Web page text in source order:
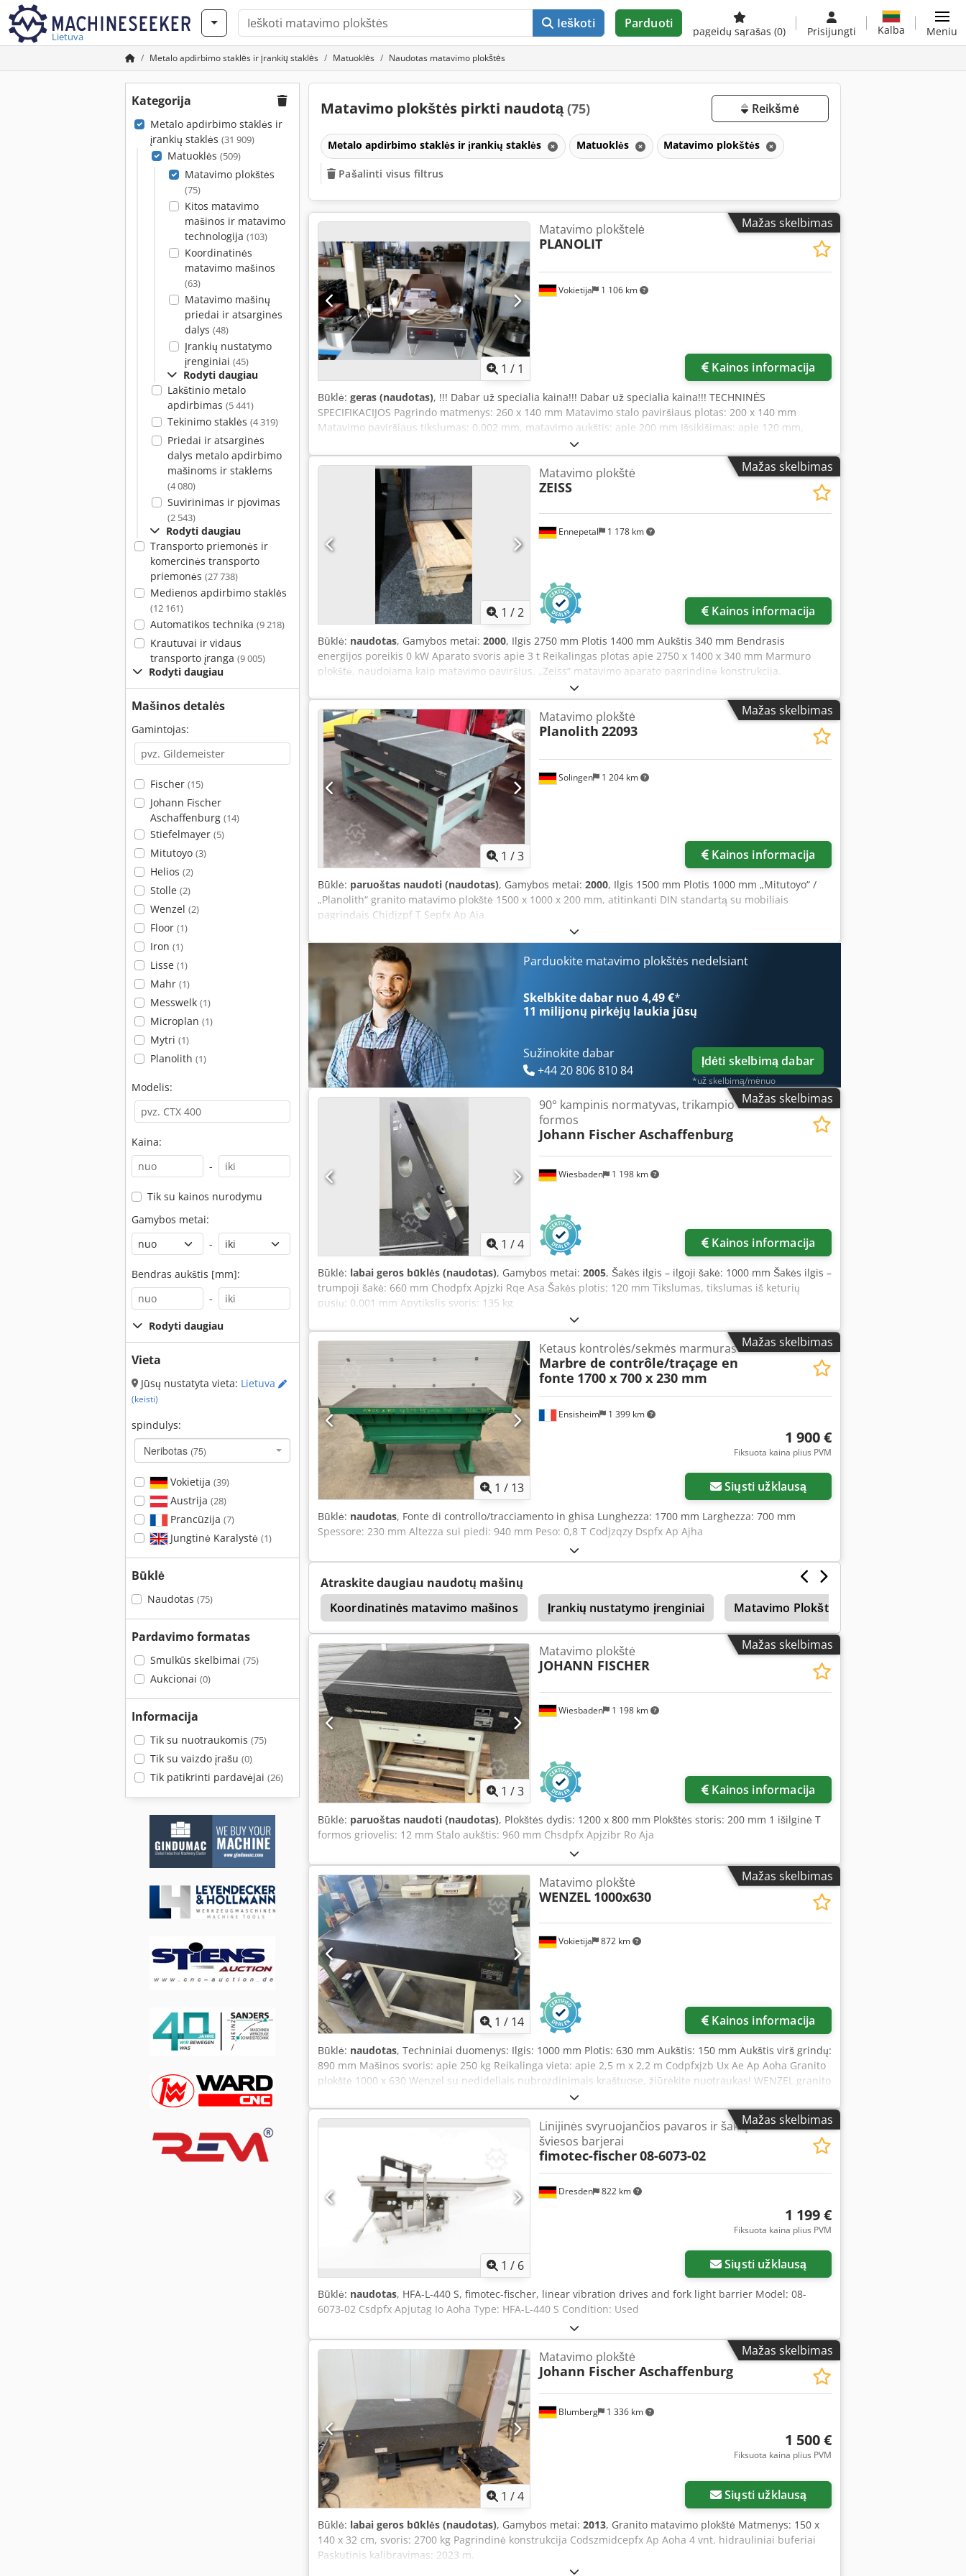
Lietuva
Ieškoti Parduoti
pageidų sąrašas (0) Prisijungti Kalba Meniu
Metalo apdirbimo staklės ir įrankių staklės Matuoklės Naudotas matavimo plokštės
Kategorija
Metalo apdirbimo staklės ir
įrankių staklės (31 909)
Matuoklės (509)
Matavimo plokštės
(75)
Kitos matavimo
mašinos ir matavimo
technologija (103)
Koordinatinės
matavimo mašinos
(63)
Matavimo mašinų
priedai ir atsarginės
dalys (48)
Įrankių nustatymo
įrenginiai (45)
Rodyti daugiau
Lakštinio metalo
apdirbimas (5 441)
Tekinimo staklės (4 319)
Priedai ir atsarginės
dalys metalo apdirbimo
mašinoms ir staklėms
(4 080)
Suvirinimas ir pjovimas
(2 543)
Rodyti daugiau
Transporto priemonės ir
komercinės transporto
priemonės (27 738)
Medienos apdirbimo staklės
(12 161)
Automatikos technika (9 218)
Krautuvai ir vidaus
transporto įranga (9 005)
Rodyti daugiau
Mašinos detalės
Gamintojas:
Fischer (15)
Johann Fischer
Aschaffenburg (14)
Stiefelmayer (5)
Mitutoyo (3)
Helios (2)
Stolle (2)
Wenzel (2)
Floor (1)
Iron (1)
Lisse (1)
Mahr (1)
Messwelk (1)
Microplan (1)
Mytri (1)
Planolith (1)
Modelis:
Kaina:
-
Tik su kainos nurodymu
Gamybos metai:
-
Bendras aukštis [mm]:
-
Rodyti daugiau
Vieta
Jūsų nustatyta vieta: Lietuva
(keisti)
spindulys:
Neribotas (75)
Vokietija (39)
Austrija (28)
Prancūzija (7)
Jungtinė Karalystė (1)
Būklė
Naudotas (75)
Pardavimo formatas
Smulkūs skelbimai (75)
Aukcionai (0)
Informacija
Tik su nuotraukomis (75)
Tik su vaizdo įrašu (0)
Tik patikrinti pardavėjai (26)
Matavimo plokštės pirkti naudotą(75) Reikšmė
Metalo apdirbimo staklės ir įrankių staklės Matuoklės Matavimo plokštės
Pašalinti visus filtrus
Mažas skelbimas
1 / 1
Vokietija 1 106 km
Matavimo plokštelė
PLANOLIT
Kainos informacija
Būklė: geras (naudotas), !!! Dabar už specialia kaina!!! Dabar už specialia kaina!!! TECHNINĖS
SPECIFIKACIJOS Pagrindo matmenys: 260 x 140 mm Matavimo stalo paviršiaus plotas: 200 x 140 mm
Matavimo paviršiaus tikslumas: 0,002 mm, matavimo aukštis: apie 200 mm Išsikišimas: apie 120 mm,
kolonėlės skersmuo: 35 mm Priedai: Natūralaus akmens arba kieto akmens pagrindas, tikslumo klasė
DIN876/000 Chjdpod Hrk Tofx Ap Aoa Matavimo zondas: HELIUS Messtechnik, skaitmeninis ekranas (1 ašis)
Mažas skelbimas
1 /2
Ennepetal 1 178 km
Matavimo plokštė
ZEISS
Kainos informacija
Būklė: naudotas, Gamybos metai: 2000, Ilgis 2750 mm Plotis 1400 mm Aukštis 340 mm Bendrasis
energijos poreikis 0 kW Aparato svoris apie 3 t Reikalingas plotas apie 2750 x 1400 x 340 mm Marmuro
plokštė, naudojama kaip matavimo paviršius. „Zeiss“ matavimo aparato pagrindinė konstrukcija.
Matmenys: 2750 x 1400 x 340 mm. Chsdpfxjznnd Rs Ap Aja
Mažas skelbimas
1 /3
Solingen 1 204 km
Matavimo plokštė
Planolith 22093
Kainos informacija
Būklė: paruoštas naudoti (naudotas), Gamybos metai: 2000, Ilgis 1500 mm Plotis 1000 mm „Mitutoyo“ /
„Planolith“ granito matavimo plokštė 1500 x 1000 x 200 mm, atitinkanti DIN standartą su mobiliais
pagrindais Chjdjzpf T Sepfx Ap Aja
Parduokite matavimo plokštės nedelsiant
Skelbkite dabar nuo 4,49 €*
11 milijonų pirkėjų laukia jūsų
Sužinokite dabar
+44 20 806 810 84
Įdėti skelbimą dabar
*už skelbimą/mėnuo
Mažas skelbimas
1 /4
Wiesbaden 1 198 km
90° kampinis normatyvas, trikampio
formos
Johann Fischer Aschaffenburg
Kainos informacija
Būklė: labai geros būklės (naudotas), Gamybos metai: 2005, Šakės ilgis – ilgoji šakė: 1000 mm Šakės ilgis –
trumpoji šakė: 660 mm Chodpfx Apjzki Rqe Asa Šakės plotis: 120 mm Tikslumas, tikslumas iš keturių
pusių: 0,001 mm Apytikslis svoris: 135 kg
Mažas skelbimas
1 / 13
Ensisheim 1 399 km
Ketaus kontrolės/sekmės marmuras
Marbre de contrôle/traçage en
fonte 1700 x 700 x 230 mm
1 900 €
Fiksuota kaina plius PVM
Siųsti užklausą
Būklė: naudotas, Fonte di controllo/tracciamento in ghisa Lunghezza: 1700 mm Larghezza: 700 mm
Spessore: 230 mm Altezza sui piedi: 940 mm Peso: 0,8 T Codjzqzy Dspfx Ap Ajha
Atraskite daugiau naudotų mašinų
Koordinatinės matavimo mašinos
Įrankių nustatymo įrenginiai Matavimo Plokštės
Atatranka Plokštės Apdailos Plokstes
Mažas skelbimas
1 /3
Wiesbaden 1 198 km
Matavimo plokštė
JOHANN FISCHER
Kainos informacija
Būklė: paruoštas naudoti (naudotas), Plokštės dydis: 1200 x 800 mm Plokštės storis: 200 mm 1 išilginė T
formos griovelis: 12 mm Stalo aukštis: 960 mm Chsdpfx Apjzibr Ro Aja
Mažas skelbimas
1 / 14
Vokietija 872 km
Matavimo plokštė
WENZEL 1000x630
Kainos informacija
Būklė: naudotas, Techniniai duomenys: Ilgis: 1000 mm Plotis: 630 mm Aukštis: 150 mm Aukštis virš grindų:
890 mm Mašinos svoris: apie 250 kg Reikalinga vieta: apie 2,5 m x 2,2 m Codpfxjzb Ux Ae Ap Aoha Granito
plokštė 1000 x 630 Wenzel su nedideliais nubrozdinimais kraštuose, žiūrėkite nuotraukas! WENZEL granito
matavimo plokštė, kurios matmenys 1000 x 630 mm (dažnai storis 150 mm), yra itin tiksli matavimo
priemonė, pagaminta iš natūralaus kieto akmens. Gamintojas WENZEL Metrology visame pasaulyje
žinomas dėl ypač stabilios, tamsios, kieto akmens plokštės, kurios matavimo kambaryje tarnauja kaip
Mažas skelbimas
1 / 6
Dresden 822 km
Linijinės svyruojančios pavaros ir šakių
šviesos barjerai
fimotec-fischer08-6073-02
1 199 €
Fiksuota kaina plius PVM
Siųsti užklausą
Būklė: naudotas, HFA-L-440 S, fimotec-fischer, linear vibration drives and fork light barrier Model: 08-
6073-02 Csdpfx Apjutag Io Aoha Type: HFA-L-440 S Condition: Used
Mažas skelbimas
1 /4
Blumberg 1 336 km
Matavimo plokštė
Johann Fischer Aschaffenburg
1 500 €
Fiksuota kaina plius PVM
Siųsti užklausą
Būklė: labai geros būklės (naudotas), Gamybos metai: 2013, Granito matavimo plokštė Matmenys: 150 x
140 x 32 cm, svoris: 2700 kg Pagrindinė konstrukcija Codszmidcepfx Ap Aoha 4 vnt. hidrauliniai buferiai
Paskutinis kalibravimas: 2023 m.